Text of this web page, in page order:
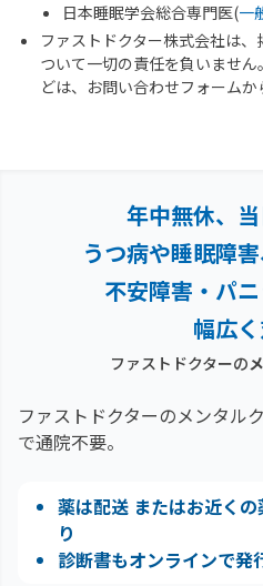
日本睡眠学会総合専門医(一
ファストドクター株式会社は
ついて一切の責任を負いませ
どは、お問い合わせフォームか
年中無休、
うつ病や睡眠障害
不安障害・パ
幅広
ファストドクターの
ファストドクターのメンタル
で通院不要。
薬は配送 またはお近く
り
診断書もオンラインで発